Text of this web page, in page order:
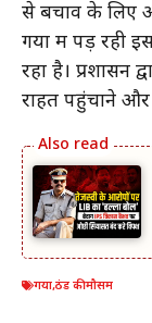
से बचाव के लिए
गया में पड़ रही
रहा है। प्रशासन
राहत पहुंचाने और
गया,ठंड की मौसम